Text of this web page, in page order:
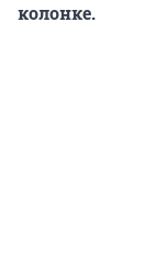
колонке.